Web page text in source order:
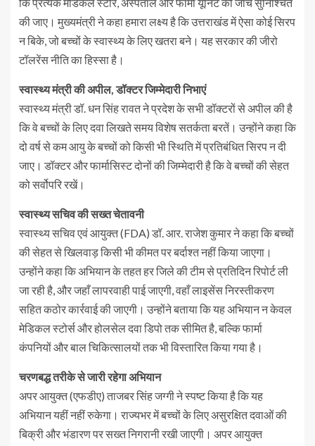
की जाए। मुख्यमंत्री ने कहा हमारा लक्ष्य है कि उत्तराखंड में ऐसा कोई सिरप
न बिके, जो बच्चों के स्वास्थ्य के लिए खतरा बने। यह सरकार की जीरो
टॉलरेंस नीति का हिस्सा है।
स्वास्थ्य मंत्री की अपील, डॉक्टर जिम्मेदारी निभाएं
स्वास्थ्य मंत्री डॉ. धन सिंह रावत ने प्रदेश के सभी डॉक्टरों से अपील की है
कि वे बच्चों के लिए दवा लिखते समय विशेष सतर्कता बरतें। उन्होंने कहा कि
दो वर्ष से कम आयु के बच्चों को किसी भी स्थिति में प्रतिबंधित सिरप न दी
जाए। डॉक्टर और फार्मासिस्ट दोनों की जिम्मेदारी है कि वे बच्चों की सेहत
को सर्वोपरि रखें।
स्वास्थ्य सचिव की सख्त चेतावनी
स्वास्थ्य सचिव एवं आयुक्त (FDA) डॉ. आर. राजेश कुमार ने कहा कि बच्चों
की सेहत से खिलवाड़ किसी भी कीमत पर बर्दाश्त नहीं किया जाएगा।
उन्होंने कहा कि अभियान के तहत हर जिले की टीम से प्रतिदिन रिपोर्ट ली
जा रही है, और जहाँ लापरवाही पाई जाएगी, वहाँ लाइसेंस निरस्तीकरण
सहित कठोर कार्रवाई की जाएगी। उन्होंने बताया कि यह अभियान न केवल
मेडिकल स्टोर्स और होलसेल दवा डिपो तक सीमित है, बल्कि फार्मा
कंपनियों और बाल चिकित्सालयों तक भी विस्तारित किया गया है।
चरणबद्ध तरीके से जारी रहेगा अभियान
अपर आयुक्त (एफडीए) ताजबर सिंह जग्गी ने स्पष्ट किया है कि यह
अभियान यहीं नहीं रुकेगा। राज्यभर में बच्चों के लिए असुरक्षित दवाओं की
बिक्री और भंडारण पर सख्त निगरानी रखी जाएगी। अपर आयुक्त